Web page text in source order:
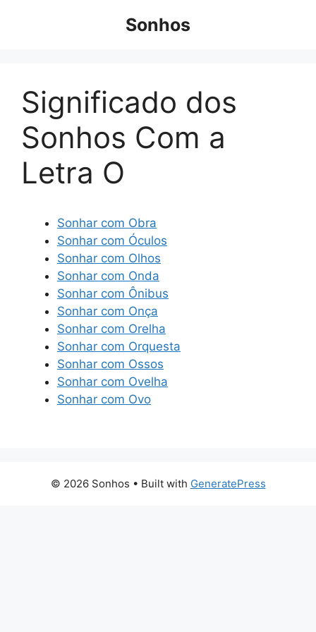
Sonhos
Significado dos
Sonhos Com a
Letra O
Sonhar com Obra
Sonhar com Óculos
Sonhar com Olhos
Sonhar com Onda
Sonhar com Ônibus
Sonhar com Onça
Sonhar com Orelha
Sonhar com Orquesta
Sonhar com Ossos
Sonhar com Ovelha
Sonhar com Ovo
© 2026 Sonhos • Built with GeneratePress